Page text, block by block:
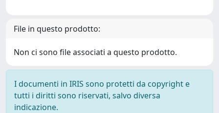
File in questo prodotto:
Non ci sono file associati a questo prodotto.
I documenti in IRIS sono protetti da copyright e
tutti i diritti sono riservati, salvo diversa
indicazione.